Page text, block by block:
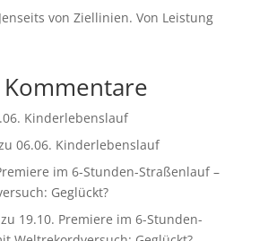
von Ziellinien. Von Leistung
Kinderlebenslauf
06.06. Kinderlebenslauf
im 6-Stunden-Straßenlauf –
Geglückt?
zu 19.10. Premiere im 6-Stunden-